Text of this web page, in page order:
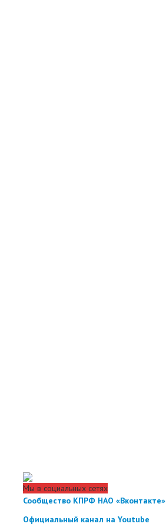
Мы в социальных сетях
Сообщество КПРФ НАО «Вконтакте»
Официальный канал на Youtube